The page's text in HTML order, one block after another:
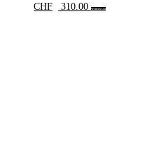
CHF 310.00 Weiterlesen